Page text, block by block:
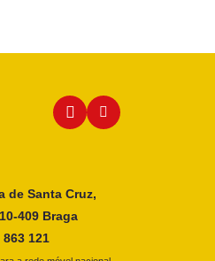
de Santa Cruz,
409 Braga
863 121